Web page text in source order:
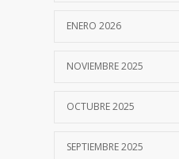
ENERO 2026
NOVIEMBRE 2025
OCTUBRE 2025
SEPTIEMBRE 2025